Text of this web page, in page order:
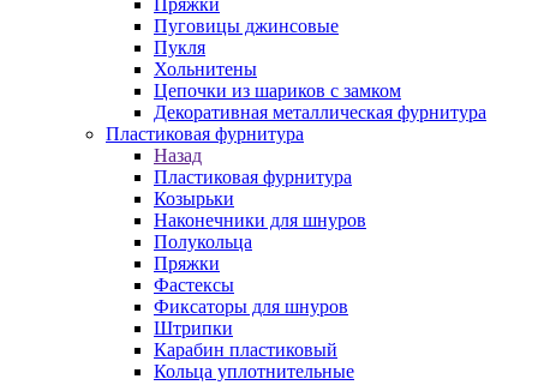
Пряжки
Пуговицы джинсовые
Пукля
Хольнитены
Цепочки из шариков с замком
Декоративная металлическая фурнитура
Пластиковая фурнитура
Назад
Пластиковая фурнитура
Козырьки
Наконечники для шнуров
Полукольца
Пряжки
Фастексы
Фиксаторы для шнуров
Штрипки
Карабин пластиковый
Кольца уплотнительные